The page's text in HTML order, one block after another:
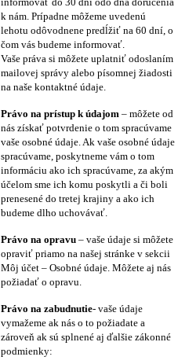
k nám. Prípadne môžeme uvedenú
lehotu odôvodnene predĺžiť na 60 dní, o
čom vás budeme informovať.
Vaše práva si môžete uplatniť odoslaním
mailovej správy alebo písomnej žiadosti
na naše kontaktné údaje.
Právo na prístup k údajom – môžete od
nás získať potvrdenie o tom spracúvame
vaše osobné údaje. Ak vaše osobné údaje
spracúvame, poskytneme vám o tom
informáciu ako ich spracúvame, za akým
účelom sme ich komu poskytli a či boli
prenesené do tretej krajiny a ako ich
budeme dlho uchovávať.
Právo na opravu – vaše údaje si môžete
opraviť priamo na našej stránke v sekcii
Môj účet – Osobné údaje. Môžete aj nás
požiadať o opravu.
Právo na zabudnutie- vaše údaje
vymažeme ak nás o to požiadate a
zároveň ak sú splnené aj ďalšie zákonné
podmienky: